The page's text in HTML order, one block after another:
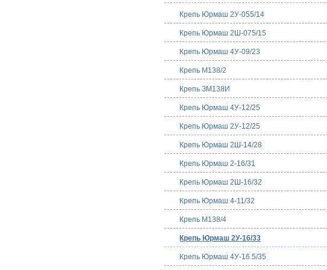
Крепь Юрмаш 2У-055/14
Крепь Юрмаш 2Ш-075/15
Крепь Юрмаш 4У-09/23
Крепь M138/2
Крепь ЗМ138И
Крепь Юрмаш 4У-12/25
Крепь Юрмаш 2У-12/25
Крепь Юрмаш 2Ш-14/28
Крепь Юрмаш 2-16/31
Крепь Юрмаш 2Ш-16/32
Крепь Юрмаш 4-11/32
Крепь M138/4
Крепь Юрмаш 2У-16/33
Крепь Юрмаш 4У-16.5/35